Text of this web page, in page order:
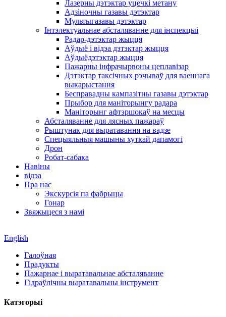
Лазерны дэтэктар уцечкі метану
Адзіночны газавы дэтэктар
Мультыгазавы дэтэктар
Інтэлектуальнае абсталяванне для інспекцыі
Радар-дэтэктар жыцця
Аўдыё і відэа дэтэктар жыцця
Аўдыёдэтэктар жыцця
Пажарны інфрачырвоны цеплавізар
Дэтэктар таксічных рэчываў для ваеннага
выкарыстання
Бесправадны кампазітны газавы дэтэктар
Прыбор для маніторынгу радара
Маніторынг афтэршокаў на месцы
Абсталяванне для лясных пажараў
Рыштунак для выратавання на вадзе
Спецыяльныя машыны хуткай дапамогі
Дрон
Робат-сабака
Навіны
відэа
Пра нас
Экскурсія па фабрыцы
Гонар
Звяжыцеся з намі
English
Галоўная
Прадукты
Пажарнае і выратавальнае абсталяванне
Гідраўлічны выратавальны інструмент
Катэгорыі